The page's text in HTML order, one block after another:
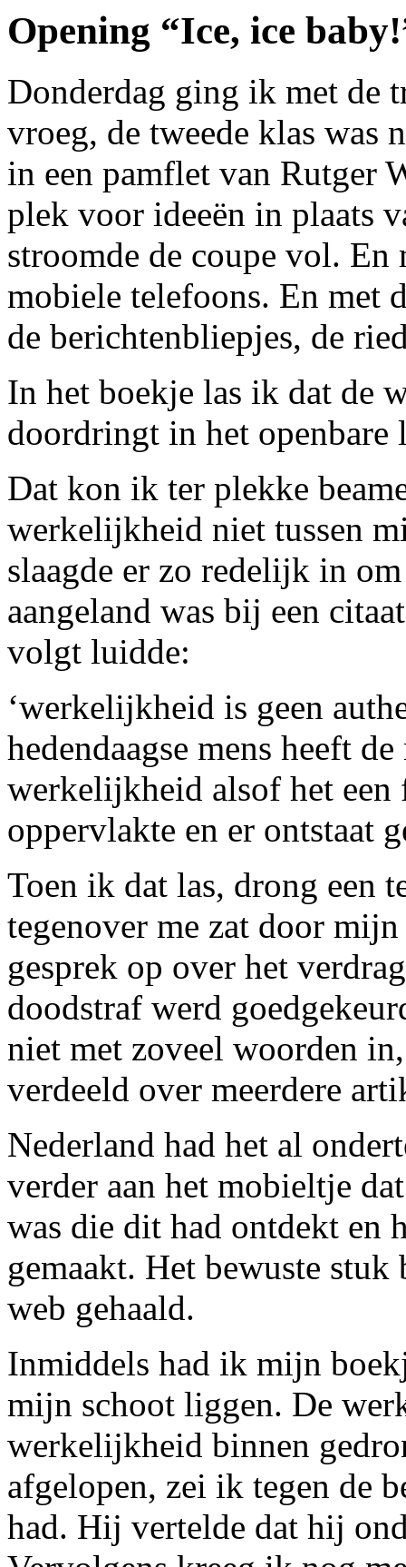
Opening “Ice, ice
Donderdag ging ik met de
vroeg, de tweede klas was
in een pamflet van Rutger
plek voor ideeën in plaats
stroomde de coupe vol. En
mobiele telefoons. En met
de berichtenbliepjes, de
In het boekje las ik dat de
doordringt in het openbare
Dat kon ik ter plekke
werkelijkheid niet tussen
slaagde er zo redelijk in
aangeland was bij een
volgt luidde:
‘werkelijkheid is geen
hedendaagse mens heeft
werkelijkheid alsof het
oppervlakte en er ontstaat
Toen ik dat las, drong een
tegenover me zat door
gesprek op over het
doodstraf werd
niet met zoveel woorden
verdeeld over meerdere
Nederland had het al
verder aan het mobieltje
was die dit had ontdekt en
gemaakt. Het bewuste
web gehaald.
Inmiddels had ik mijn
mijn schoot liggen. De
werkelijkheid binnen
afgelopen, zei ik tegen de
had. Hij vertelde dat hij